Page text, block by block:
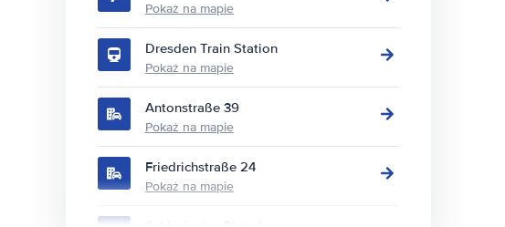
Pokaż na mapie
Dresden Train Station
Pokaż na mapie
Antonstraße 39
Pokaż na mapie
Friedrichstraße 24
Pokaż na mapie